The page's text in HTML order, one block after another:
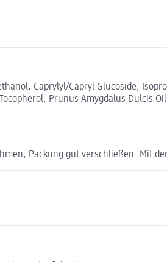
Caprylyl/Capryl Glucoside,
Prunus Amygdalus Dulcis
Packung gut verschließen. Mit